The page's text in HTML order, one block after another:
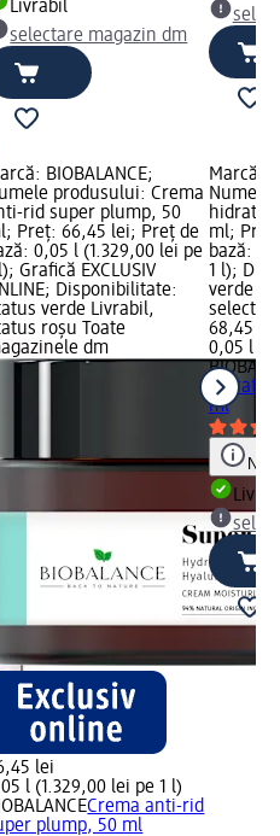
Livrabil
selectare magazin dm
BIOBALANCE;
produsului: Crema
rid super plump, 50
Preț: 66,45 lei; Preț de
0,05 l (1.329,00 lei pe
Grafică EXCLUSIV
Disponibilitate:
verde Livrabil,
roșu Toate
dm
lei
l (1.329,00 lei pe 1 l)
Crema anti-rid
plump, 50 ml
Marcă:
Numele
ml;
bază:
1 l);
verde
68,45 lei
0,05 l
ml
Notă